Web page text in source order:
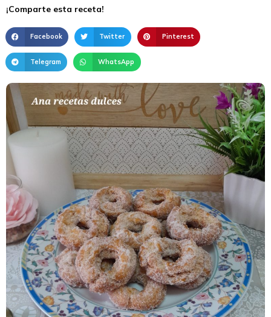
¡Comparte esta receta!
Facebook Twitter Pinterest
Telegram WhatsApp